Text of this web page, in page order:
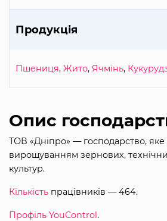
Продукція
Пшениця, Жито, Ячмінь,
Опис
ТОВ «Дніпро» — господарство, яке
вирощуванням зернових,
культур.
Кількість працівників — 464.
Профіль YouControl.